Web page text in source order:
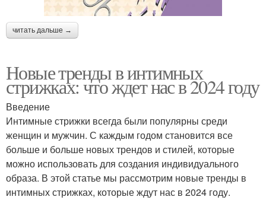
читать дальше →
Новые тренды в интимных
стрижках: что ждет нас в 2024 году
Введение
Интимные стрижки всегда были популярны среди
женщин и мужчин. С каждым годом становится все
больше и больше новых трендов и стилей, которые
можно использовать для создания индивидуального
образа. В этой статье мы рассмотрим новые тренды в
интимных стрижках, которые ждут нас в 2024 году.